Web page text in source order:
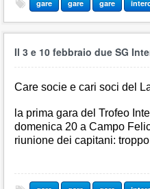
gare gare gare
Il 3 e 10 febbraio due SG
Care socie e cari soci del
la prima gara del Trofeo
domenica 20 a Campo
riunione dei capitani: